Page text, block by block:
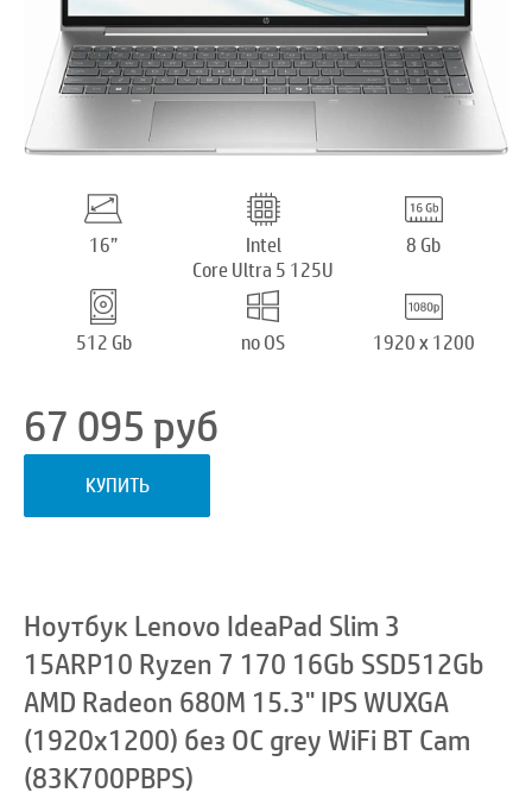
16”
Intel
Core Ultra 5 125U
8 Gb
512 Gb no OS 1920 x 1200
67 095 руб
КУПИТЬ
Ноутбук Lenovo IdeaPad Slim 3
15ARP10 Ryzen 7 170 16Gb SSD512Gb
AMD Radeon 680M 15.3" IPS WUXGA
(1920x1200) без ОС grey WiFi BT Cam
(83K700PBPS)